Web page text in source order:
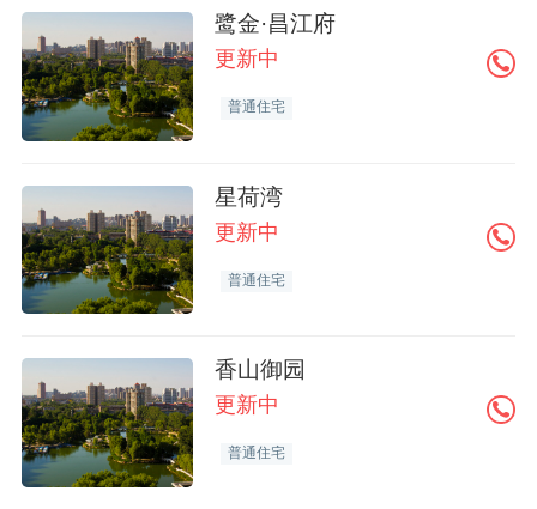
鹭金·昌江府
更新中
普通住宅
星荷湾
更新中
普通住宅
香山御园
更新中
普通住宅